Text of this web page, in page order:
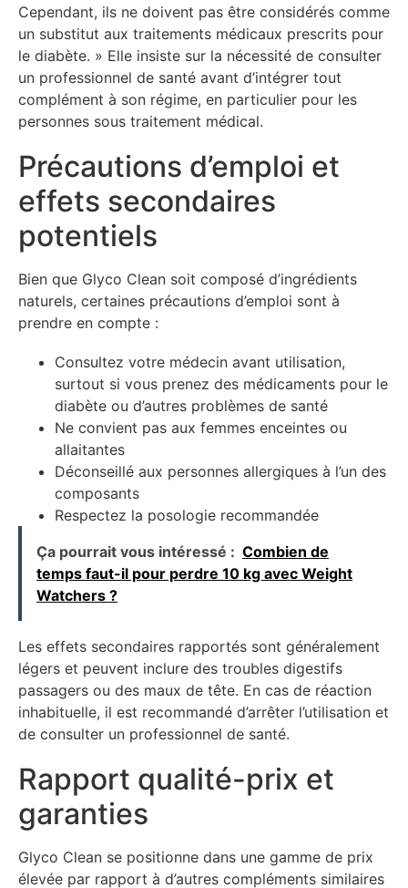
Cependant, ils ne doivent pas être considérés comme
un substitut aux traitements médicaux prescrits pour
le diabète. » Elle insiste sur la nécessité de consulter
un professionnel de santé avant d’intégrer tout
complément à son régime, en particulier pour les
personnes sous traitement médical.
Précautions d’emploi et
effets secondaires
potentiels
Bien que Glyco Clean soit composé d’ingrédients
naturels, certaines précautions d’emploi sont à
prendre en compte :
Consultez votre médecin avant utilisation,
surtout si vous prenez des médicaments pour le
diabète ou d’autres problèmes de santé
Ne convient pas aux femmes enceintes ou
allaitantes
Déconseillé aux personnes allergiques à l’un des
composants
Respectez la posologie recommandée
Ça pourrait vous intéressé : Combien de
temps faut-il pour perdre 10 kg avec Weight
Watchers ?
Les effets secondaires rapportés sont généralement
légers et peuvent inclure des troubles digestifs
passagers ou des maux de tête. En cas de réaction
inhabituelle, il est recommandé d’arrêter l’utilisation et
de consulter un professionnel de santé.
Rapport qualité-prix et
garanties
Glyco Clean se positionne dans une gamme de prix
élevée par rapport à d’autres compléments similaires